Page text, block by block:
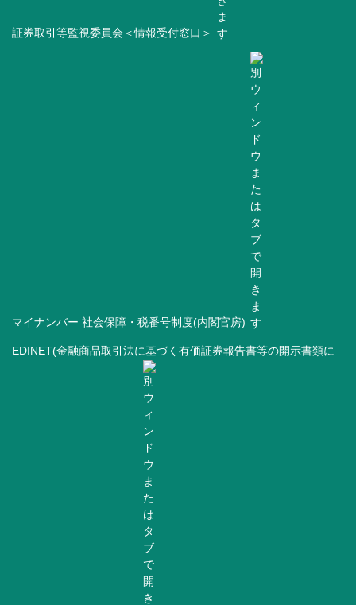
証券取引等監視委員会＜情報受付窓口＞
マイナンバー 社会保障・税番号制度(内閣官房)
EDINET(金融商品取引法に基づく有価証券報告書等の開示書類に